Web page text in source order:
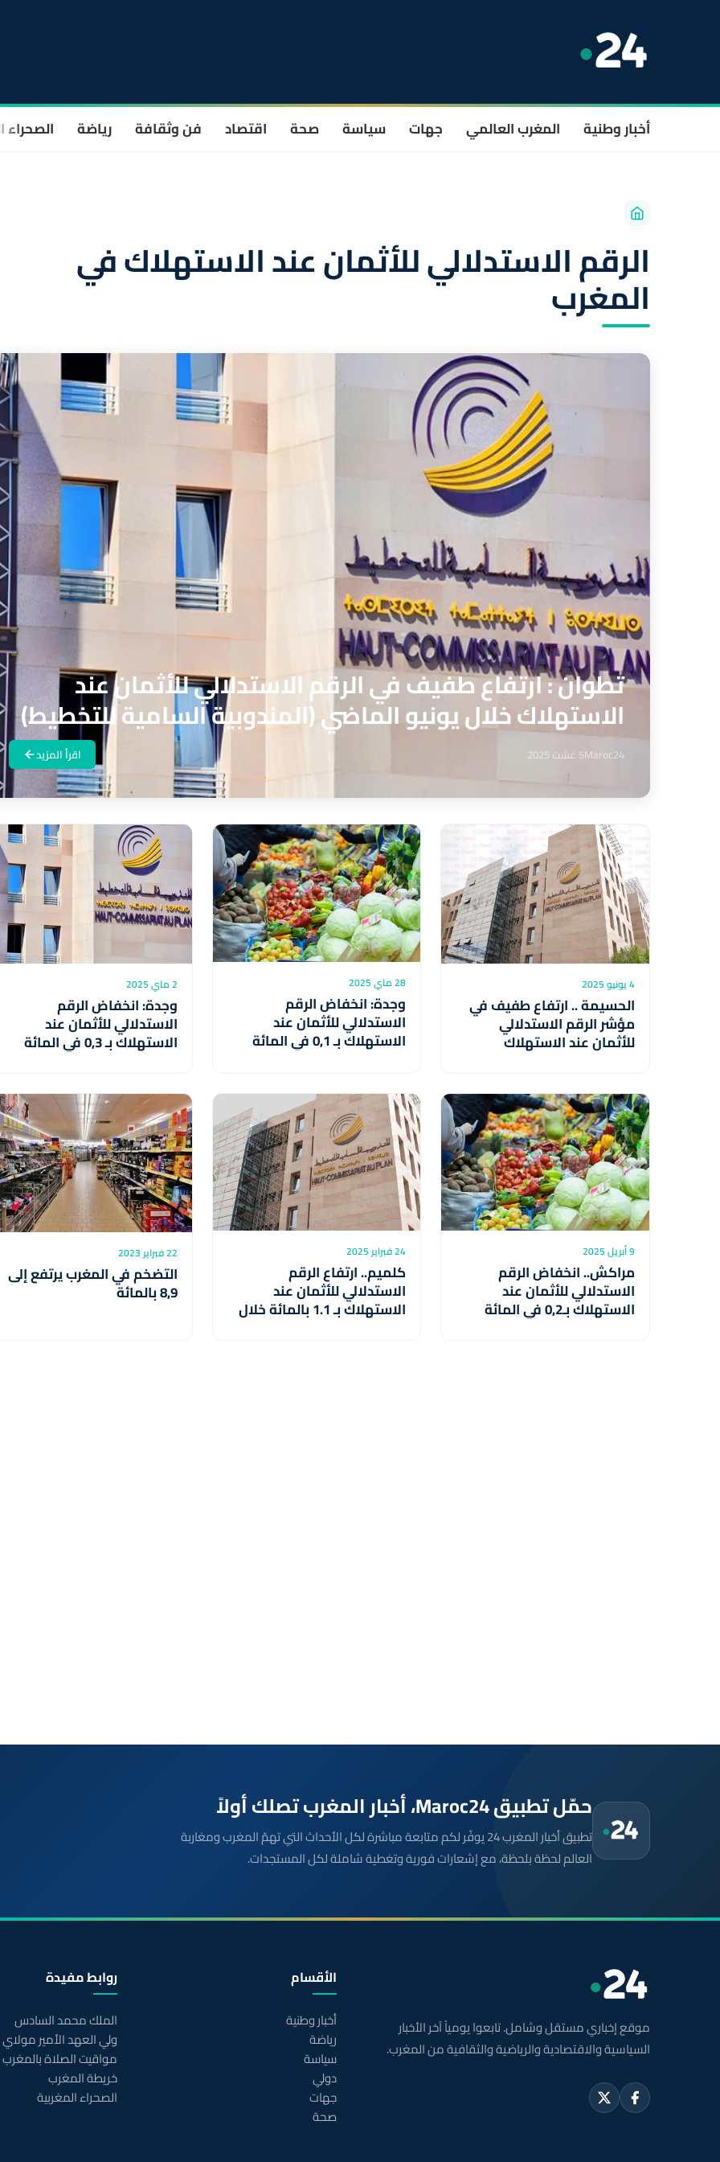
أخبار وطنية المغرب العالمي جهات سياسة صحة اقتصاد فن وثقافة رياضة الصحراء
الرقم الاستدلالي للأثمان عند الاستهلاك في
المغرب
تطوان : ارتفاع طفيف في الرقم الاستدلالي للأثمان عند
الاستهلاك خلال يونيو الماضي (المندوبية السامية للتخطيط)
Maroc245 غشت 2025 اقرأ المزيد
4 يونيو 2025
الحسيمة .. ارتفاع طفيف في
مؤشر الرقم الاستدلالي
للأثمان عند الاستهلاك
28 ماي 2025
وجدة: انخفاض الرقم
الاستدلالي للأثمان عند
الاستهلاك بـ 0,1 في المائة
2 ماي 2025
وجدة: انخفاض الرقم
الاستدلالي للأثمان عند
الاستهلاك بـ 0,3 في المائة
خلال مارس المنصرم
9 أبريل 2025
مراكش.. انخفاض الرقم
الاستدلالي للأثمان عند
الاستهلاك بـ0,2 في المائة
24 فبراير 2025
كلميم.. ارتفاع الرقم
الاستدلالي للأثمان عند
الاستهلاك بـ 1.1 بالمائة خلال
22 فبراير 2023
التضخم في المغرب يرتفع إلى
8,9 بالمائة
حمّل تطبيق Maroc24، أخبار المغرب تصلك أولاً
تطبيق أخبار المغرب 24 يوفّر لكم متابعة مباشرة لكل الأحداث التي تهمّ المغرب ومغاربة
العالم لحظة بلحظة، مع إشعارات فورية وتغطية شاملة لكل المستجدات.
موقع إخباري مستقل وشامل. تابعوا يومياً آخر الأخبار
السياسية والاقتصادية والرياضية والثقافية من المغرب.
الأقسام
أخبار وطنية
رياضة
سياسة
دولي
جهات
صحة
روابط مفيدة
الملك محمد السادس
ولي العهد الأمير
مواقيت الصلاة بالمغرب
خريطة المغرب
الصحراء المغربية